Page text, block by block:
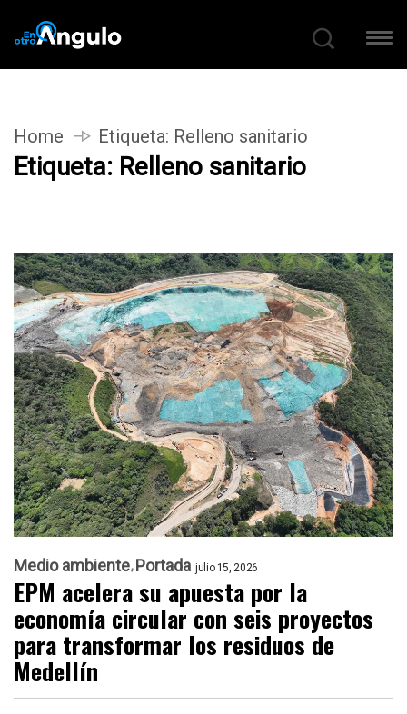
Home Etiqueta: Relleno sanitario
Etiqueta: Relleno sanitario
Medio ambiente Portada julio 15, 2026
EPM acelera su apuesta por la
economía circular con seis proyectos
para transformar los residuos de
Medellín